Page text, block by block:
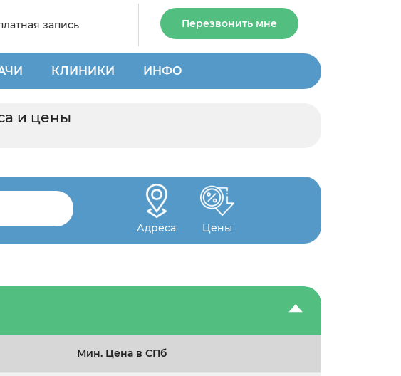
запись Перезвонить мне
КЛИНИКИ ИНФО
и цены
Адреса Цены
Мин. Цена в СПб